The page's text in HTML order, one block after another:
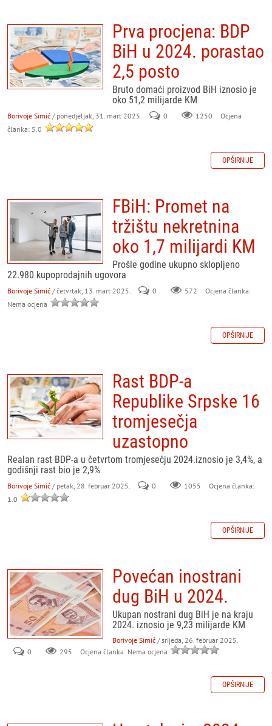
Prva procjena: BDP
BiH u 2024. porastao
2,5 posto
Bruto domaći proizvod BiH iznosio je
oko 51,2 milijarde KM
Borivoje Simić / ponedjeljak, 31. mart 2025. 0 1250
Ocjena
članka: 5.0
OPŠIRNIJE
FBiH: Promet na
tržištu nekretnina
oko 1,7 milijardi KM
Prošle godine ukupno sklopljeno
22.980 kupoprodajnih ugovora
Borivoje Simić / četvrtak, 13. mart 2025. 0 572
Ocjena članka:
Nema ocjena
OPŠIRNIJE
Rast BDP-a
Republike Srpske 16
tromjesečja
uzastopno
Realan rast BDP-a u četvrtom tromjesečju 2024.iznosio je 3,4%, a
godišnji rast bio je 2,9%
Borivoje Simić / petak, 28. februar 2025. 0 1055
Ocjena članka:
1.0
OPŠIRNIJE
Povećan inostrani
dug BiH u 2024.
Ukupan nostrani dug BiH je na kraju
2024. iznosio je 9,23 milijarde KM
Borivoje Simić / srijeda, 26. februar 2025.
0
295 Ocjena članka: Nema ocjena
OPŠIRNIJE